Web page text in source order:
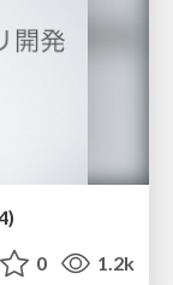
0 1.2k